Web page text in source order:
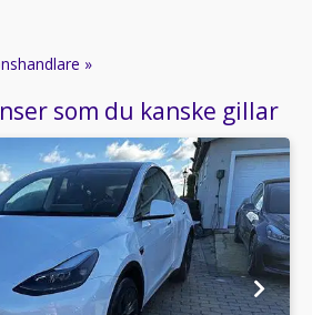
»
som du kanske gillar